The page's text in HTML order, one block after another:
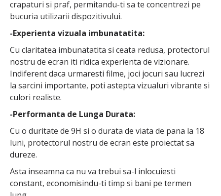
crapaturi si praf, permitandu-ti sa te concentrezi pe
bucuria utilizarii dispozitivului.
-Experienta vizuala imbunatatita:
Cu claritatea imbunatatita si ceata redusa, protectorul
nostru de ecran iti ridica experienta de vizionare.
Indiferent daca urmaresti filme, joci jocuri sau lucrezi
la sarcini importante, poti astepta vizualuri vibrante si
culori realiste.
-Performanta de Lunga Durata:
Cu o duritate de 9H si o durata de viata de pana la 18
luni, protectorul nostru de ecran este proiectat sa
dureze.
Asta inseamna ca nu va trebui sa-l inlocuiesti
constant, economisindu-ti timp si bani pe termen